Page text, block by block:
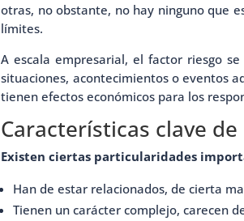
otras, no obstante, no hay ninguno que
límites.
A escala empresarial, el factor riesgo
situaciones, acontecimientos o eventos
tienen efectos económicos para los
Características clave
Existen ciertas particularidades
Han de estar relacionados, de cierta
Tienen un carácter complejo, carecen